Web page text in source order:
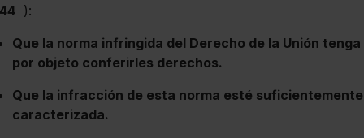
44 ):
Que la norma infringida del Derecho de la Unión tenga
por objeto conferirles derechos.
Que la infracción de esta norma esté suficientemente
caracterizada.